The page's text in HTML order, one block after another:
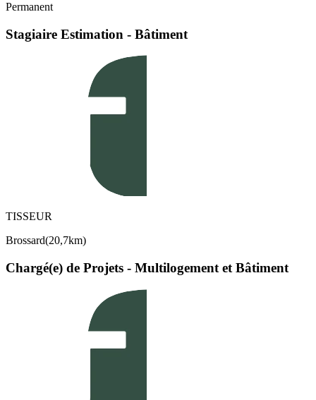
Permanent
Stagiaire Estimation - Bâtiment
TISSEUR
Brossard(20,7km)
Chargé(e) de Projets - Multilogement et Bâtiment